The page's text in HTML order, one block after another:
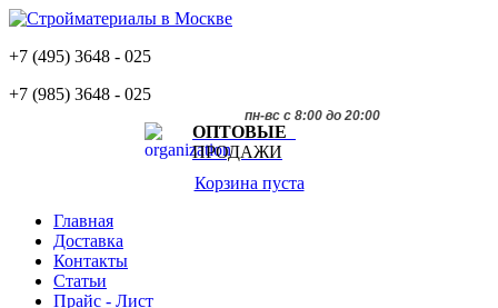
+7 (495) 3648 - 025
+7 (985) 3648 - 025
пн-вс с 8:00 до 20:00
ОПТОВЫЕ
ПРОДАЖИ
Корзина пуста
Главная
Доставка
Контакты
Статьи
Прайс - Лист